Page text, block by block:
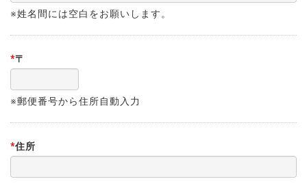
※姓名間には空白をお願いします。
*〒
※郵便番号から住所自動入力
*住所